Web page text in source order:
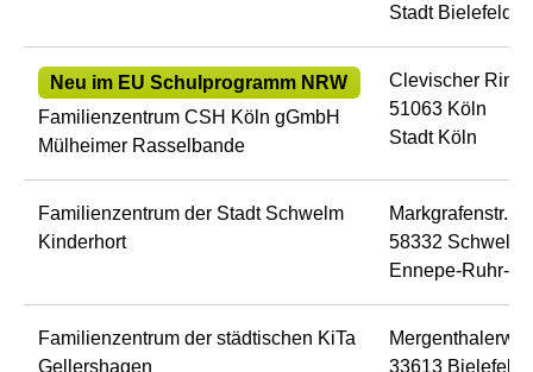
Stadt Bielefeld
Neu im EU Schulprogramm NRW
Familienzentrum CSH Köln gGmbH
Mülheimer Rasselbande
Clevischer Ring
51063 Köln
Stadt Köln
Familienzentrum der Stadt Schwelm
Kinderhort
Markgrafenstr.
58332 Schwelm
Ennepe-Ruhr-
Familienzentrum der städtischen KiTa
Gellershagen
33613 Bielefeld